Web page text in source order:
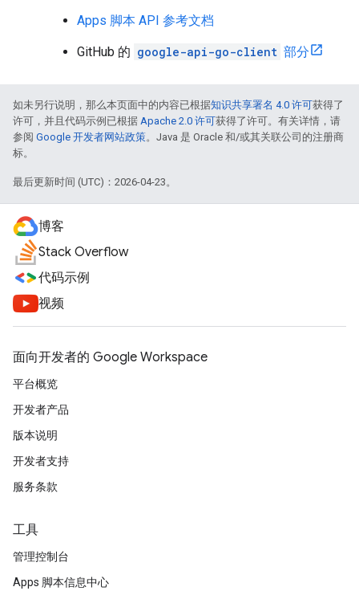
Apps 脚本 API 参考文档
GitHub 的 google-api-go-client 部分
如未另行说明，那么本页面中的内容已根据知识共享署名 4.0 许可获得了
许可，并且代码示例已根据 Apache 2.0 许可获得了许可。有关详情，请
参阅 Google 开发者网站政策。Java 是 Oracle 和/或其关联公司的注册商
标。
最后更新时间 (UTC)：2026-04-23。
博客
Stack Overflow
代码示例
视频
面向开发者的 Google Workspace
平台概览
开发者产品
版本说明
开发者支持
服务条款
工具
管理控制台
Apps 脚本信息中心